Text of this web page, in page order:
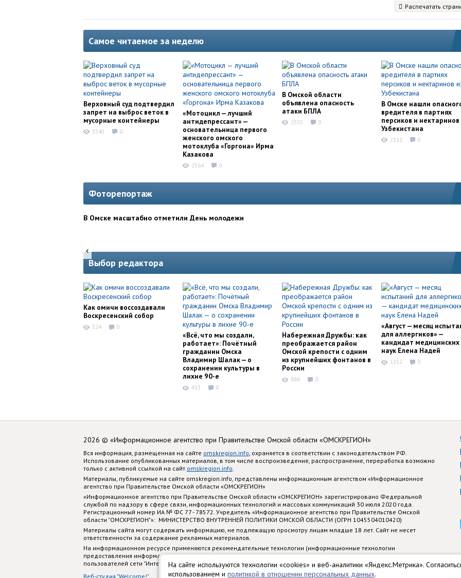
На сайте используются технологии «cookies» и веб-аналитики «Яндекс.Метрика».
использованием и политикой в отношении персональных данных.
Распечатать
Самое читаемое за неделю
Верховный суд подтвердил
запрет на выброс веток в
мусорные контейнеры
3540 0
«Мотоцикл — лучший
антидепрессант» —
основательница первого
женского омского
мотоклуба «Горгона» Ирма
Казакова
2564 0
В Омской области
объявлена опасность
атаки БПЛА
2535 0
В Омске нашли
вредителя в партиях
персиков и нектаринов
Узбекистана
2111 0
Фоторепортаж
В Омске масштабно отметили День молодежи
Выбор редактора
Как омичи воссоздавали
Воскресенский собор
524 0
«Всё, что мы создали,
работает»: Почётный
гражданин Омска
Владимир Шалак — о
сохранении культуры в
лихие 90-е
413 0
Набережная Дружбы: как
преображается район
Омской крепости с одним
из крупнейших фонтанов в
России
886 0
«Август — месяц
для аллергиков» —
кандидат медицинских
наук Елена Надей
1152 0
2026 © «Информационное агентство при Правительстве Омской области «ОМСКРЕГИОН»
Вся информация, размещенная на сайте omskregion.info , охраняется в соответствии с законодательством РФ.
Использование опубликованных материалов, в том числе воспроизведение, распространение, переработка возможно
только с активной ссылкой на сайт omskregion.info
Материалы, публикуемые на сайте omskregion.info, представлены информационным агентством «Информационное
агентство при Правительстве Омской области «ОМСКРЕГИОН»
«Информационное агентство при Правительстве Омской области «ОМСКРЕГИОН» зарегистрировано Федеральной
службой по надзору в сфере связи, информационных технологий и массовых коммуникаций 30 июля 2020 года.
Регистрационный номер ИА № ФС 77 - 78572. Учредитель «Информационное агентство при Правительстве Омской
области "ОМСКРЕГИОН"»: МИНИСТЕРСТВО ВНУТРЕННЕЙ ПОЛИТИКИ ОМСКОЙ ОБЛАСТИ (ОГРН 1045504010420)
Материалы сайта могут содержать информацию, не подлежащую просмотру лицам младше 18 лет. Сайт не несет
ответственности за содержание рекламных материалов.
На информационном ресурсе применяются рекомендательные технологии (информационные технологии
предоставления информации на основе сбора, систематизации и анализа сведений, относящихся к предпочтениям
пользователей сети "Интернет", находящихся на территории Российской Федерации)
Веб-студия "Welcome!"